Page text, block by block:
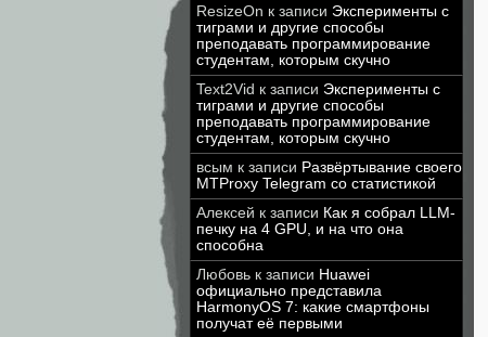
ResizeOn к записи Эксперименты с
тиграми и другие способы
преподавать программирование
студентам, которым скучно
Text2Vid к записи Эксперименты с
тиграми и другие способы
преподавать программирование
студентам, которым скучно
всым к записи Развёртывание своего
MTProxy Telegram со статистикой
Алексей к записи Как я собрал LLM-
печку на 4 GPU, и на что она
способна
Любовь к записи Huawei
официально представила
HarmonyOS 7: какие смартфоны
получат её первыми